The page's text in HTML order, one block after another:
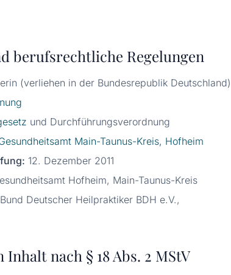
berufsrechtliche Regelungen
(verliehen in der Bundesrepublik Deutschland)
und Durchführungsverordnung
Main-Taunus-Kreis, Hofheim
12. Dezember 2011
Hofheim, Main-Taunus-Kreis
Bund Deutscher Heilpraktiker BDH e.V.,
nach § 18 Abs. 2 MStV